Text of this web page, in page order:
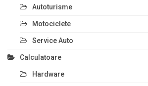
Autoturisme
Motociclete
Service Auto
Calculatoare
Hardware